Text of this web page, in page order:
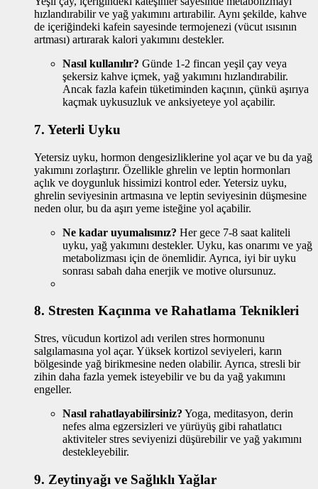
hızlandırabilir ve yağ yakımını artırabilir. Aynı şekilde, kahve
de içeriğindeki kafein sayesinde termojenezi (vücut ısısının
artması) artırarak kalori yakımını destekler.
Nasıl kullanılır? Günde 1-2 fincan yeşil çay veya
şekersiz kahve içmek, yağ yakımını hızlandırabilir.
Ancak fazla kafein tüketiminden kaçının, çünkü aşırıya
kaçmak uykusuzluk ve anksiyeteye yol açabilir.
7. Yeterli Uyku
Yetersiz uyku, hormon dengesizliklerine yol açar ve bu da yağ
yakımını zorlaştırır. Özellikle ghrelin ve leptin hormonları
açlık ve doygunluk hissimizi kontrol eder. Yetersiz uyku,
ghrelin seviyesinin artmasına ve leptin seviyesinin düşmesine
neden olur, bu da aşırı yeme isteğine yol açabilir.
Ne kadar uyumalısınız? Her gece 7-8 saat kaliteli
uyku, yağ yakımını destekler. Uyku, kas onarımı ve yağ
metabolizması için de önemlidir. Ayrıca, iyi bir uyku
sonrası sabah daha enerjik ve motive olursunuz.
8. Stresten Kaçınma ve Rahatlama Teknikleri
Stres, vücudun kortizol adı verilen stres hormonunu
salgılamasına yol açar. Yüksek kortizol seviyeleri, karın
bölgesinde yağ birikmesine neden olabilir. Ayrıca, stresli bir
zihin daha fazla yemek isteyebilir ve bu da yağ yakımını
engeller.
Nasıl rahatlayabilirsiniz? Yoga, meditasyon, derin
nefes alma egzersizleri ve yürüyüş gibi rahatlatıcı
aktiviteler stres seviyenizi düşürebilir ve yağ yakımını
destekleyebilir.
9. Zeytinyağı ve Sağlıklı Yağlar